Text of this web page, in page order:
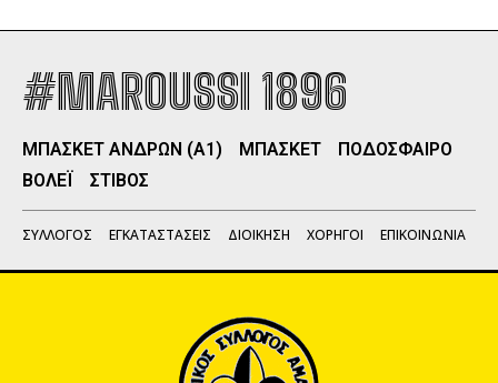
#MAROUSSI 1896
ΜΠΑΣΚΕΤ ΑΝΔΡΩΝ (Α1) ΜΠΑΣΚΕΤ
ΠΟΔΟΣΦΑΙΡΟ
ΒΟΛΕΪ
ΣΤΙΒΟΣ
ΣΥΛΛΟΓΟΣ ΕΓΚΑΤΑΣΤΑΣΕΙΣ ΔΙΟΙΚΗΣΗ ΧΟΡΗΓΟΙ ΕΠΙΚΟΙΝΩΝΙΑ